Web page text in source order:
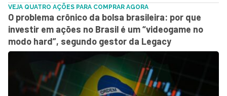
VEJA QUATRO AÇÕES PARA COMPRAR AGORA
O problema crônico da bolsa brasileira: por que
investir em ações no Brasil é um “videogame no
modo hard”, segundo gestor da Legacy